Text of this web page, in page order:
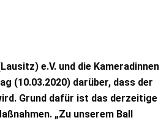
e.V. und die Kameradinnen
(10.03.2020) darüber, dass der
Grund dafür ist das derzeitige
„Zu unserem Ball